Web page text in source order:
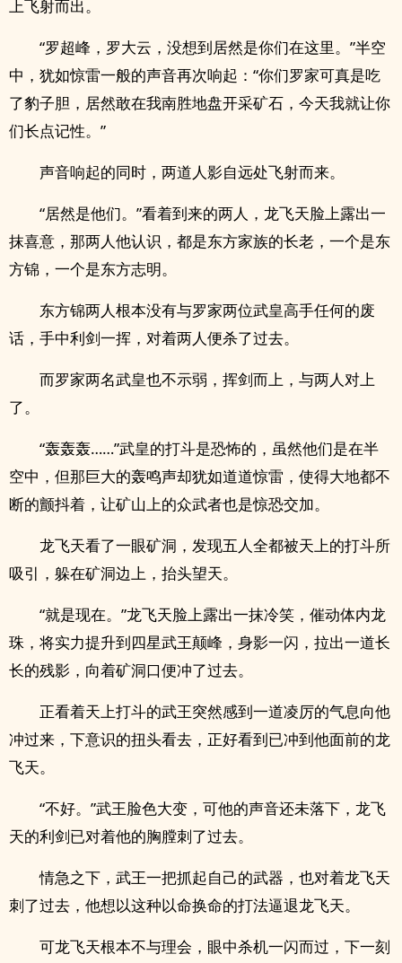
上飞射而出。
“罗超峰，罗大云，没想到居然是你们在这里。”半空
中，犹如惊雷一般的声音再次响起：“你们罗家可真是吃
了豹子胆，居然敢在我南胜地盘开采矿石，今天我就让你
们长点记性。”
声音响起的同时，两道人影自远处飞射而来。
“居然是他们。”看着到来的两人，龙飞天脸上露出一
抹喜意，那两人他认识，都是东方家族的长老，一个是东
方锦，一个是东方志明。
东方锦两人根本没有与罗家两位武皇高手任何的废
话，手中利剑一挥，对着两人便杀了过去。
而罗家两名武皇也不示弱，挥剑而上，与两人对上
了。
“轰轰轰……”武皇的打斗是恐怖的，虽然他们是在半
空中，但那巨大的轰鸣声却犹如道道惊雷，使得大地都不
断的颤抖着，让矿山上的众武者也是惊恐交加。
龙飞天看了一眼矿洞，发现五人全都被天上的打斗所
吸引，躲在矿洞边上，抬头望天。
“就是现在。”龙飞天脸上露出一抹冷笑，催动体内龙
珠，将实力提升到四星武王颠峰，身影一闪，拉出一道长
长的残影，向着矿洞口便冲了过去。
正看着天上打斗的武王突然感到一道凌厉的气息向他
冲过来，下意识的扭头看去，正好看到已冲到他面前的龙
飞天。
“不好。”武王脸色大变，可他的声音还未落下，龙飞
天的利剑已对着他的胸膛刺了过去。
情急之下，武王一把抓起自己的武器，也对着龙飞天
刺了过去，他想以这种以命换命的打法逼退龙飞天。
可龙飞天根本不与理会，眼中杀机一闪而过，下一刻